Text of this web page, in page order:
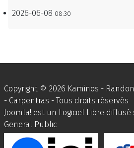
2026-06-08 08:30
Copyright © 2026 Kaminos -
- Carpentras - Tous droits réservés
Joomla! est un Logiciel Libre diffusé
General Public